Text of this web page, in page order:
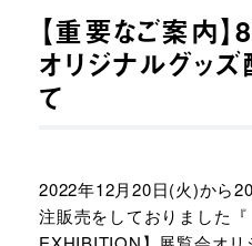
【重要なご案内
オリジナルグッ
て
2022年12月20日(火)から
注販売をしておりました